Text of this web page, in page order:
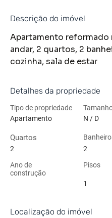
Descrição do imóvel
Apartamento reformado
andar, 2 quartos, 2
cozinha, sala de estar
Detalhes da propriedade
Tipo de propriedade
Apartamento
Quartos
2
Ano de
construção
N / D
2
Pisos
1
Localização do imóvel